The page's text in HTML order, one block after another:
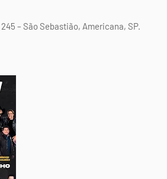
– São Sebastião, Americana, SP.